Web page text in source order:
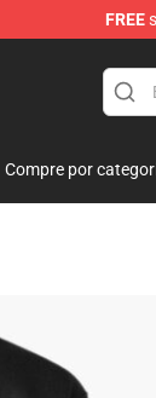
FREE
Compre por